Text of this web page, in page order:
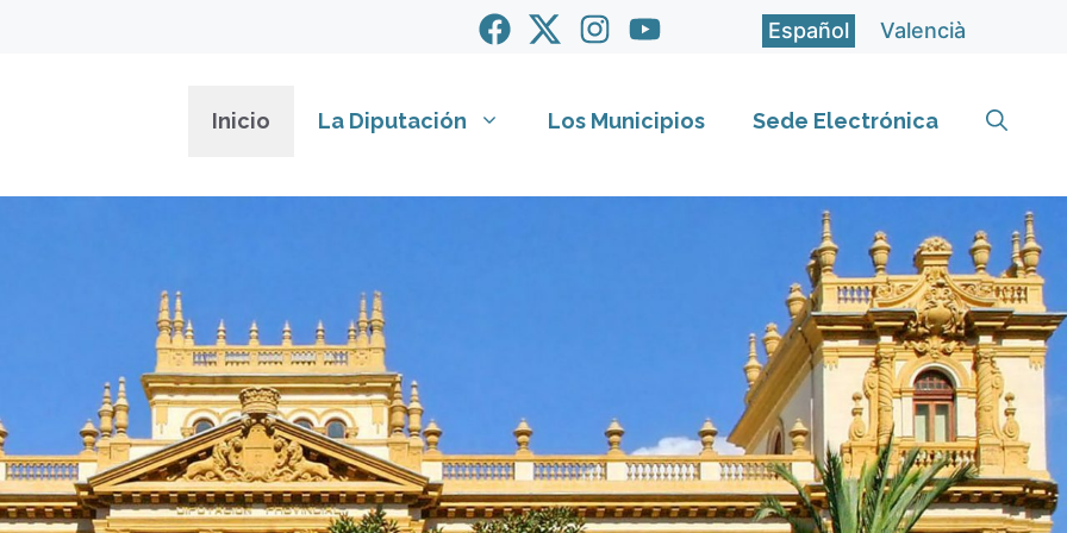
Español Valencià
Inicio La Diputación Los Municipios Sede Electrónica